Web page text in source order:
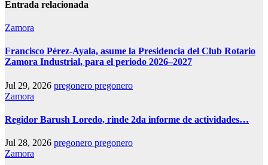
Entrada relacionada
Zamora
Francisco Pérez-Ayala, asume la Presidencia del Club Rotario
Zamora Industrial, para el periodo 2026–2027
Jul 29, 2026 pregonero pregonero
Zamora
Regidor Barush Loredo, rinde 2da informe de actividades…
Jul 28, 2026 pregonero pregonero
Zamora